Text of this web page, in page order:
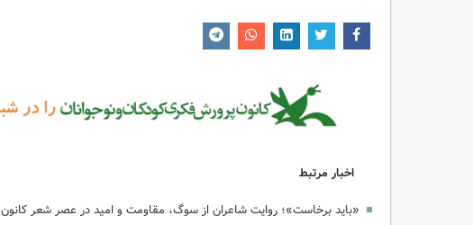
اخبار مرتبط
«باید برخاست»؛ روایت شاعران از سوگ، مقاومت و امید در عصر شعر کانون